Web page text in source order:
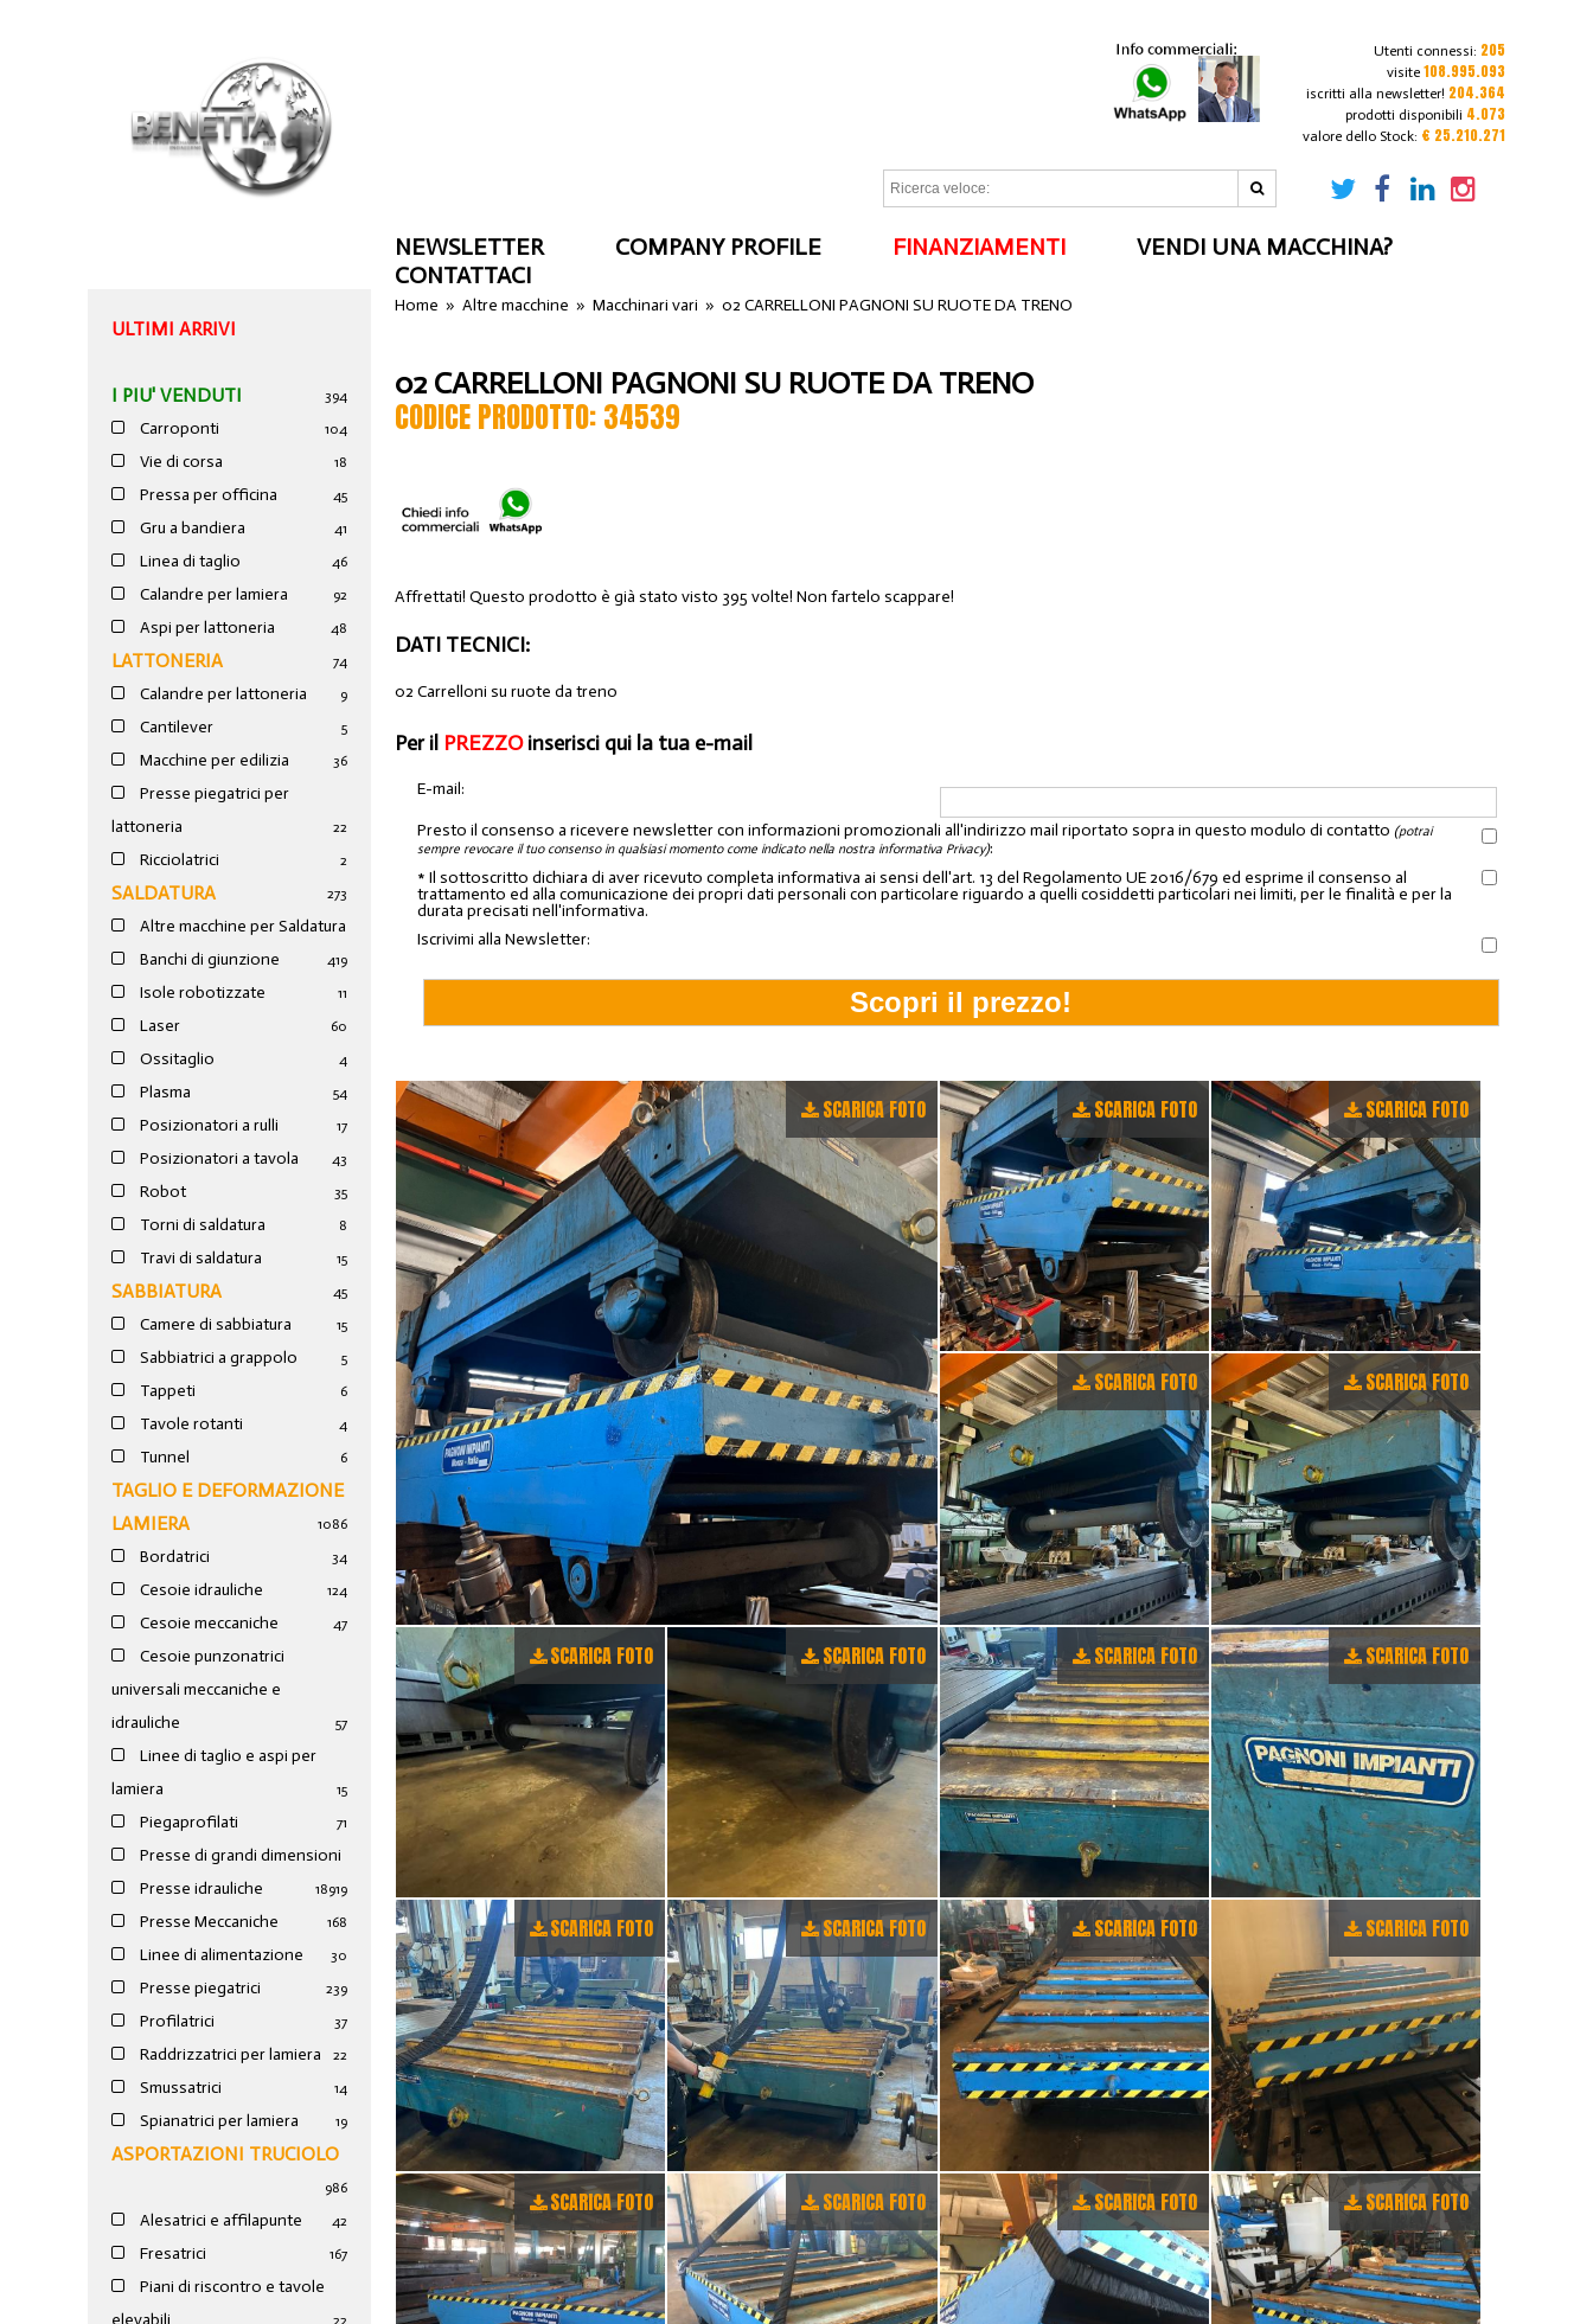
Utenti connessi: 205
visite 108.995.093
iscritti alla newsletter! 204.364
prodotti disponibili 4.073
valore dello Stock: € 25.210.271
NEWSLETTER COMPANY PROFILE FINANZIAMENTI
VENDI UNA MACCHINA?
CONTATTACI
ULTIMI ARRIVI
I PIU' VENDUTI 394
Carroponti 104
Vie di corsa 18
Pressa per officina 45
Gru a bandiera 41
Linea di taglio 46
Calandre per lamiera 92
Aspi per lattoneria 48
LATTONERIA 74
Calandre per lattoneria 9
Cantilever 5
Macchine per edilizia 36
Presse piegatrici per
lattoneria
22
Ricciolatrici 2
SALDATURA 273
Altre macchine per Saldatura
19
Banchi di giunzione 4
Isole robotizzate 11
Laser 60
Ossitaglio 4
Plasma 54
Posizionatori a rulli 17
Posizionatori a tavola 43
Robot 35
Torni di saldatura 8
Travi di saldatura 15
SABBIATURA 45
Camere di sabbiatura 15
Sabbiatrici a grappolo 5
Tappeti 6
Tavole rotanti 4
Tunnel 6
TAGLIO E DEFORMAZIONE
LAMIERA
1086
Bordatrici 34
Cesoie idrauliche 124
Cesoie meccaniche 47
Cesoie punzonatrici
universali meccaniche e
idrauliche
57
Linee di taglio e aspi per
lamiera
15
Piegaprofilati 71
Presse di grandi dimensioni
19
Presse idrauliche 189
Presse Meccaniche 168
Linee di alimentazione 30
Presse piegatrici 239
Profilatrici 37
Raddrizzatrici per lamiera 22
Smussatrici 14
Spianatrici per lamiera 19
ASPORTAZIONI TRUCIOLO
986
Alesatrici e affilapunte 42
Fresatrici 167
Piani di riscontro e tavole
Home »Altre macchine »Macchinari vari »02 CARRELLONI PAGNONI SU RUOTE DA TRENO
02 CARRELLONI PAGNONI SU RUOTE DA TRENO
CODICE PRODOTTO: 34539
Affrettati! Questo prodotto è già stato visto 395 volte! Non fartelo scappare!
DATI TECNICI:
02 Carrelloni su ruote da treno
Per il PREZZOinserisci qui la tua e-mail
E-mail:
Presto il consenso a ricevere newsletter con informazioni promozionali all'indirizzo mail riportato sopra in questo modulo di contatto (potrai
sempre revocare il tuo consenso in qualsiasi momento come indicato nella nostra informativa Privacy):
* Il sottoscritto dichiara di aver ricevuto completa informativa ai sensi dell'art. 13 del Regolamento UE 2016/679 ed esprime il consenso al
trattamento ed alla comunicazione dei propri dati personali con particolare riguardo a quelli cosiddetti particolari nei limiti, per le finalità e per la
durata precisati nell'informativa.
Iscrivimi alla Newsletter:
SCARICA FOTO SCARICA FOTO SCARICA FOTO
SCARICA FOTO SCARICA FOTO
SCARICA FOTO SCARICA FOTO SCARICA FOTO SCARICA FOTO
SCARICA FOTO SCARICA FOTO SCARICA FOTO SCARICA FOTO
SCARICA FOTO SCARICA FOTO SCARICA FOTO SCARICA FOTO